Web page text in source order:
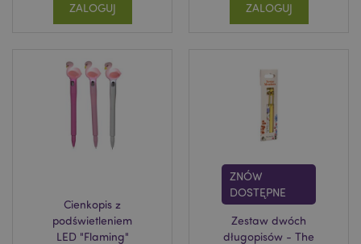
ZALOGUJ ZALOGUJ
Cienkopis z
podświetleniem
LED "Flaming"
ZNÓW
DOSTĘPNE
Zestaw dwóch
długopisów - The